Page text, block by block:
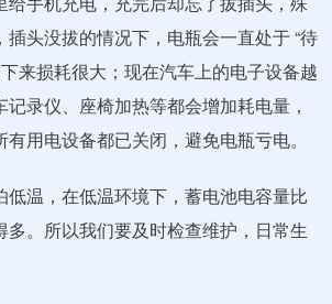
头没拔的情况下，电瓶会一直处于 “待
来损耗很大；现在汽车上的电子设备越
录仪、座椅加热等都会增加耗电量，
用电设备都已关闭，避免电瓶亏电。
低温，在低温环境下，蓄电池电容量比
多。所以我们要及时检查维护，日常生